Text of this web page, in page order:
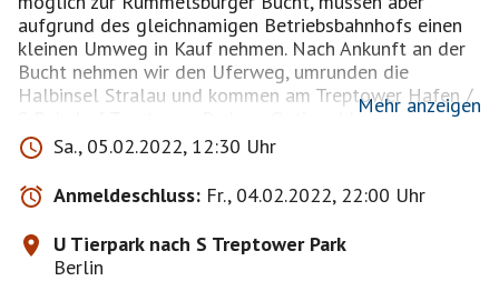
aufgrund des gleichnamigen Betriebsbahnhofs einen
kleinen Umweg in Kauf nehmen. Nach Ankunft an der
Bucht nehmen wir den Uferweg, umrunden die
Halbinsel Stralau und kommen am Treptower Hafen /
S Bahnhof Treptower Park an. Optional kehren wir
noch ein: entweder Insel der Jugend (open air) oder
beim Klipper, oder ihr habe da noch gute Ideen.
Laufstrecke sind circa 12 Kilometer, Laufzeit etwa
drei Stunden. Bezüglich der Coronabeschränkungen -
ihr kennt euch da aus, schaffen wir !
Mehr anzeigen
Sa., 05.02.2022, 12:30 Uhr
Anmeldeschluss: Fr., 04.02.2022, 22:00 Uhr
U Tierpark nach S Treptower Park
Berlin